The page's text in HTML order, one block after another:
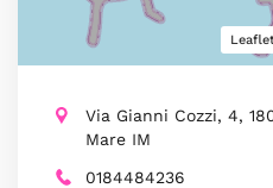
Via Gianni Cozzi, 4,
Mare IM
0184484236